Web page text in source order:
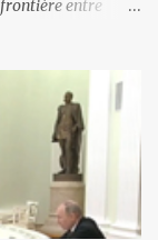
entre
d’en face
de frontière avec
ne posent pas
566km avec
l’Arménie et
frontière